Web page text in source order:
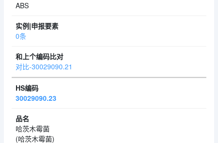
ABS
0条
对比-30029090.21
30029090.23
哈茨木霉菌
(哈茨木霉菌)